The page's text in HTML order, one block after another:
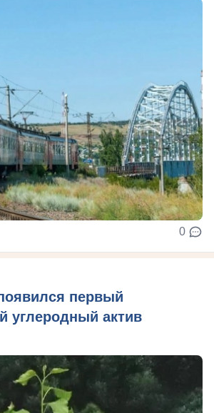
0
первый
углеродный актив